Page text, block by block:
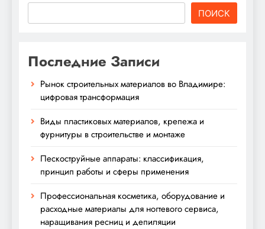
ПОИСК
Последние Записи
Рынок строительных материалов во Владимире:
цифровая трансформация
Виды пластиковых материалов, крепежа и
фурнитуры в строительстве и монтаже
Пескоструйные аппараты: классификация,
принцип работы и сферы применения
Профессиональная косметика, оборудование и
расходные материалы для ногтевого сервиса,
наращивания ресниц и депиляции